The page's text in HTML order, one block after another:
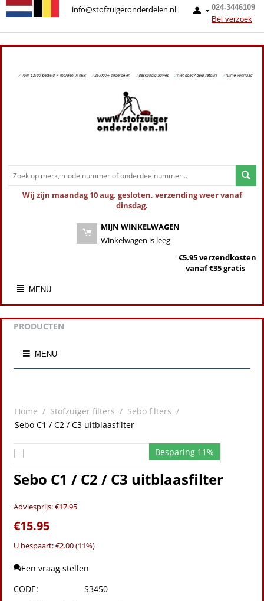
024-3446109
Bel verzoek
info@stofzuigeronderdelen.nl
Wij zijn maandag 10 aug. gesloten, verzending weer vanaf
dinsdag.
MIJN WINKELWAGEN
Winkelwagen is leeg
€5.95 verzendkosten
vanaf €35 gratis
MENU
PRODUCTEN
MENU
Home / Stofzuiger filters / Sebo filters /
Sebo C1 / C2 / C3 uitblaasfilter
Besparing 11%
Sebo C1 / C2 / C3 uitblaasfilter
Adviesprijs:€17.95
€15.95
U bespaart: €2.00(11%)
Een vraag stellen
CODE:
S3450